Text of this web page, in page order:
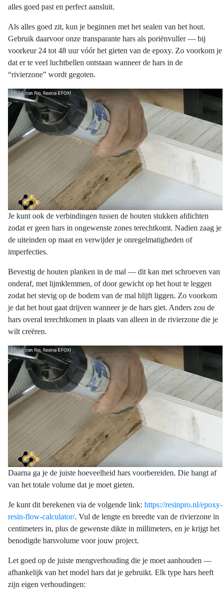
alles goed past en perfect aansluit.
Als alles goed zit, kun je beginnen met het sealen van het hout.
Gebruik daarvoor onze transparante hars als poriënvuller — bij
voorkeur 24 tot 48 uur vóór het gieten van de epoxy. Zo voorkom je
dat er te veel luchtbellen ontstaan wanneer de hars in de
“rivierzone” wordt gegoten.
Je kunt ook de verbindingen tussen de houten stukken afdichten
zodat er geen hars in ongewenste zones terechtkomt. Nadien zaag je
de uiteinden op maat en verwijder je onregelmatigheden of
imperfecties.
Bevestig de houten planken in de mal — dit kan met schroeven van
onderaf, met lijmklemmen, of door gewicht op het hout te leggen
zodat het stevig op de bodem van de mal blijft liggen. Zo voorkom
je dat het hout gaat drijven wanneer je de hars giet. Anders zou de
hars overal terechtkomen in plaats van alleen in de rivierzone die je
wilt creëren.
Daarna ga je de juiste hoeveelheid hars voorbereiden. Die hangt af
van het totale volume dat je moet gieten.
Je kunt dit berekenen via de volgende link: https://resinpro.nl/epoxy-
resin-flow-calculator/. Vul de lengte en breedte van de rivierzone in
centimeters in, plus de gewenste dikte in millimeters, en je krijgt het
benodigde harsvolume voor jouw project.
Let goed op de juiste mengverhouding die je moet aanhouden —
afhankelijk van het model hars dat je gebruikt. Elk type hars heeft
zijn eigen verhoudingen: